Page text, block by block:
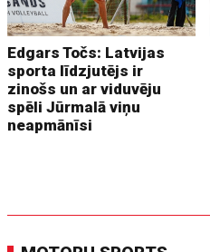
Edgars Točs: Latvijas
sporta līdzjutējs ir
zinošs un ar viduvēju
spēli Jūrmalā viņu
neapmānīsi